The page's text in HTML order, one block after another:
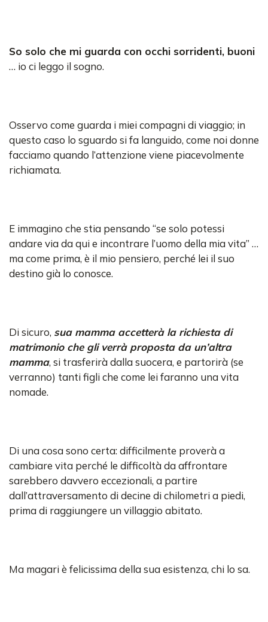
So solo che mi guarda con occhi sorridenti, buoni
… io ci leggo il sogno.
Osservo come guarda i miei compagni di viaggio; in
questo caso lo sguardo si fa languido, come noi donne
facciamo quando l’attenzione viene piacevolmente
richiamata.
E immagino che stia pensando “se solo potessi
andare via da qui e incontrare l’uomo della mia vita” …
ma come prima, è il mio pensiero, perché lei il suo
destino già lo conosce.
Di sicuro, sua mamma accetterà la richiesta di
matrimonio che gli verrà proposta da un’altra
mamma, si trasferirà dalla suocera, e partorirà (se
verranno) tanti figli che come lei faranno una vita
nomade.
Di una cosa sono certa: difficilmente proverà a
cambiare vita perché le difficoltà da affrontare
sarebbero davvero eccezionali, a partire
dall’attraversamento di decine di chilometri a piedi,
prima di raggiungere un villaggio abitato.
Ma magari è felicissima della sua esistenza, chi lo sa.